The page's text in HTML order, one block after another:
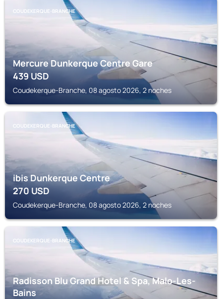
COUDEKERQUE-BRANCHE
Mercure Dunkerque Centre Gare
439USD
Coudekerque-Branche, 08 agosto 2026, 2 noches
COUDEKERQUE-BRANCHE
ibis Dunkerque Centre
270USD
Coudekerque-Branche, 08 agosto 2026, 2 noches
COUDEKERQUE-BRANCHE
Radisson Blu Grand Hotel & Spa, Malo-Les-
Bains